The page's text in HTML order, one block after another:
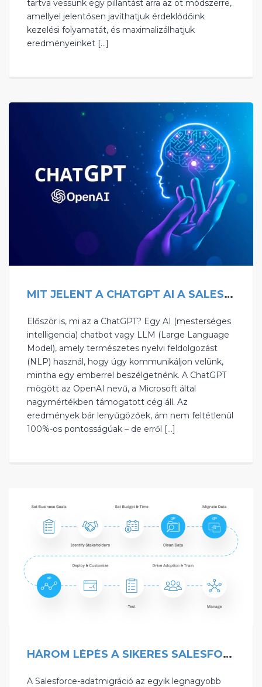
tartva vessünk egy pillantást arra az öt módszerre,
amellyel jelentősen javíthatjuk érdeklődőink
kezelési folyamatát, és maximalizálhatjuk
eredményeinket […]
MIT JELENT A CHATGPT AI A SALESFORCE ÖKOSZISZTÉMA SZÁMÁRA?
Először is, mi az a ChatGPT? Egy AI (mesterséges
intelligencia) chatbot vagy LLM (Large Language
Model), amely természetes nyelvi feldolgozást
(NLP) használ, hogy úgy kommunikáljon velünk,
mintha egy emberrel beszélgetnénk. A ChatGPT
mögött az OpenAI nevű, a Microsoft által
nagymértékben támogatott cég áll. Az
eredmények bár lenyűgözőek, ám nem feltétlenül
100%-os pontosságúak – de erről […]
HÁROM LÉPÉS A SIKERES SALESFORCE-ADATMIGRÁCIÓHOZ
A Salesforce-adatmigráció az egyik legnagyobb